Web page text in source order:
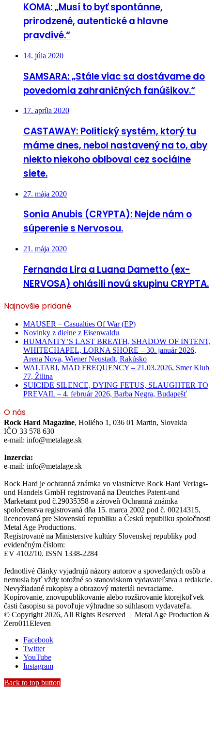
KOMA: „Musí to byť spontánne,
prirodzené, autentické a hlavne
pravdivé.“
14. júla 2020
SAMSARA: „Stále viac sa dostávame do
povedomia zahraničných fanúšikov.“
17. apríla 2020
CASTAWAY: Politický systém, ktorý tu
máme dnes, nebol nastavený na to, aby
niekto niekoho oblboval cez sociálne
siete.
27. mája 2020
Sonia Anubis (CRYPTA): Nejde nám o
súperenie s Nervosou.
21. mája 2020
Fernanda Lira a Luana Dametto (ex-
NERVOSA) ohlásili novú skupinu CRYPTA.
Najnovšie pridané
MAUSER – Casualties Of War (EP)
Novinky z dielne z Eisenwaldu
HUMANITY’S LAST BREATH, SHADOW OF INTENT,
WHITECHAPEL, LORNA SHORE – 30. január 2026,
Arena Nova, Wiener Neustadt, Rakúsko
WALTARI, MAD FREQUENCY – 21.03.2026, Smer Klub
77, Žilina
SUICIDE SILENCE, DYING FETUS, SLAUGHTER TO
PREVAIL – 4. február 2026, Barba Negra, Budapešť
O nás
Rock Hard Magazine, Hollého 1, 036 01 Martin, Slovakia
IČO 33 578 630
e-mail: info@metalage.sk
Inzercia:
e-mail: info@metalage.sk
Rock Hard je ochranná známka vo vlastníctve Rock Hard Verlags-
und Handels GmbH registrovaná na Deutches Patent-und
Marketamt pod č.29035358 a zároveň Ochranná známka
spoločenstva registrovaná dňa 15. marca 2002 pod č. 00214315,
licencovaná pre Slovenskú republiku a Českú republiku spoločnosti
Metal Age Productions.
Registrované na Ministerstve kultúry Slovenskej republiky pod
evidenčným číslom:
EV 4102/10. ISSN 1338-2284
Jednotlivé články vyjadrujú názory autorov a spovedaných osôb a
nemusia byť vždy totožné so stanoviskom vydavateľstva a redakcie.
Nevyžiadané rukopisy a obrazový materiál nevraciame.
Kopírovanie, znovupublikovanie alebo rozširovanie ktorejkoľvek
časti časopisu sa povoľuje výhradne so súhlasom vydavateľa.
© Copyright 2026, All Rights Reserved | Metal Age Production &
Zero011Eleven
Facebook
Twitter
YouTube
Instagram
Back to top button